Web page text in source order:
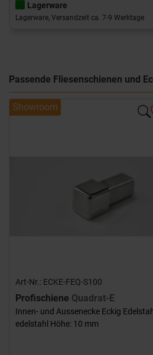
Lagerware
Lagerware, Versandzeit ca. 7-9 Werktage
Passende Fliesenschienen und
Showroom
Art-Nr.: ECKE-FEQ-S100
Profischiene Quadrat-E
Innen- und Aussenecke Eckig
edelstahl Höhe: 10 mm